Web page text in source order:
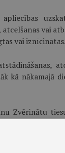
vai
vai iznīcinātas.
kā nākamajā
Zvērinātu
vai